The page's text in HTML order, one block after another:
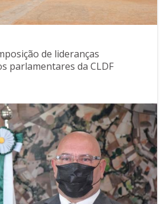
de lideranças
parlamentares da CLDF